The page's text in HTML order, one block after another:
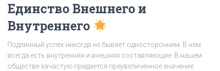
Единство Внешнего и
Внутреннего
Подлинный успех никогда не бывает односторонним. В нем
всегда есть внутренняя и внешняя составляющие. В нашем
обществе зачастую придается преувеличенное значение